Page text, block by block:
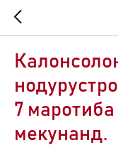
7
мекунанд.